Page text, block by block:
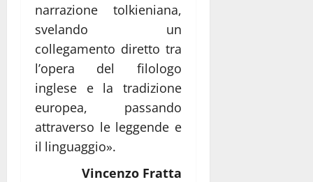
narrazione tolkieniana,
svelando un
collegamento diretto tra
l’opera del filologo
inglese e la tradizione
europea, passando
attraverso le leggende e
il linguaggio».
Vincenzo Fratta